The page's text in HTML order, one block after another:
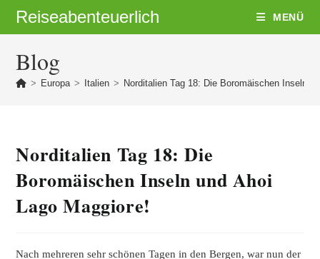
InhaltReiseabenteuerlich MENÜ
Blog
> Europa > Italien > Norditalien Tag 18: Die Boromäischen Inseln
Norditalien Tag 18: Die
Boromäischen Inseln und Ahoi
Lago Maggiore!
Nach mehreren sehr schönen Tagen in den Bergen, war nun der